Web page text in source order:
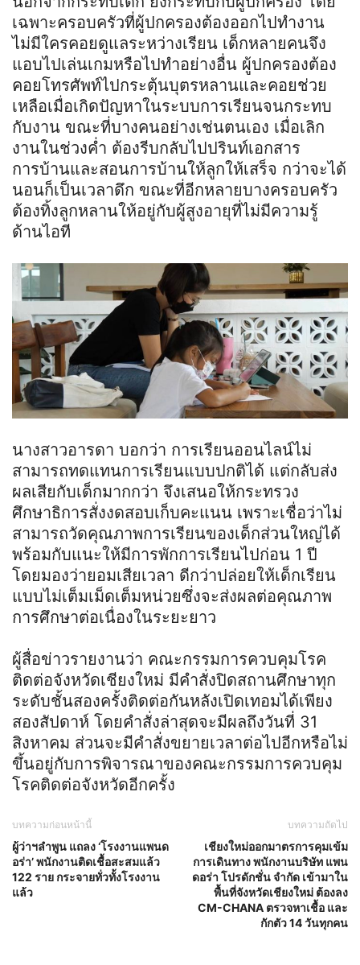
เฉพาะครอบครัวที่ผู้ปกครองต้องออกไปทำงาน
ไม่มีใครคอยดูแลระหว่างเรียน เด็กหลายคนจึง
แอบไปเล่นเกมหรือไปทำอย่างอื่น ผู้ปกครองต้อง
คอยโทรศัพท์ไปกระตุ้นบุตรหลานและคอยช่วย
เหลือเมื่อเกิดปัญหาในระบบการเรียนจนกระทบ
กับงาน ขณะที่บางคนอย่างเช่นตนเอง เมื่อเลิก
งานในช่วงค่ำ ต้องรีบกลับไปปรินท์เอกสาร
การบ้านและสอนการบ้านให้ลูกให้เสร็จ กว่าจะได้
นอนก็เป็นเวลาดึก ขณะที่อีกหลายบางครอบครัว
ต้องทิ้งลูกหลานให้อยู่กับผู้สูงอายุที่ไม่มีความรู้
ด้านไอที
นางสาวอารดา บอกว่า การเรียนออนไลน์ไม่
สามารถทดแทนการเรียนแบบปกติได้ แต่กลับส่ง
ผลเสียกับเด็กมากกว่า จึงเสนอให้กระทรวง
ศึกษาธิการสั่งงดสอบเก็บคะแนน เพราะเชื่อว่าไม่
สามารถวัดคุณภาพการเรียนของเด็กส่วนใหญ่ได้
พร้อมกับแนะให้มีการพักการเรียนไปก่อน 1 ปี
โดยมองว่ายอมเสียเวลา ดีกว่าปล่อยให้เด็กเรียน
แบบไม่เต็มเม็ดเต็มหน่วยซึ่งจะส่งผลต่อคุณภาพ
การศึกษาต่อเนื่องในระยะยาว
ผู้สื่อข่าวรายงานว่า คณะกรรมการควบคุมโรค
ติดต่อจังหวัดเชียงใหม่ มีคำสั่งปิดสถานศึกษาทุก
ระดับชั้นสองครั้งติดต่อกันหลังเปิดเทอมได้เพียง
สองสัปดาห์ โดยคำสั่งล่าสุดจะมีผลถึงวันที่ 31
สิงหาคม ส่วนจะมีคำสั่งขยายเวลาต่อไปอีกหรือไม่
ขึ้นอยู่กับการพิจารณาของคณะกรรมการควบคุม
โรคติดต่อจังหวัดอีกครั้ง
บทความก่อนหน้านี้
ผู้ว่าฯลำพูน แถลง ‘โรงงานแพนด
อร่า’ พนักงานติดเชื้อสะสมแล้ว
122 ราย กระจายทั่วทั้งโรงงาน
แล้ว
บทความถัดไป
เชียงใหม่ออกมาตรการคุมเข้ม
การเดินทาง พนักงานบริษัท แพน
ดอร่า โปรดักชั่น จำกัด เข้ามาใน
พื้นที่จังหวัดเชียงใหม่ ต้องลง
CM-CHANA ตรวจหาเชื้อ และ
กักตัว 14 วันทุกคน